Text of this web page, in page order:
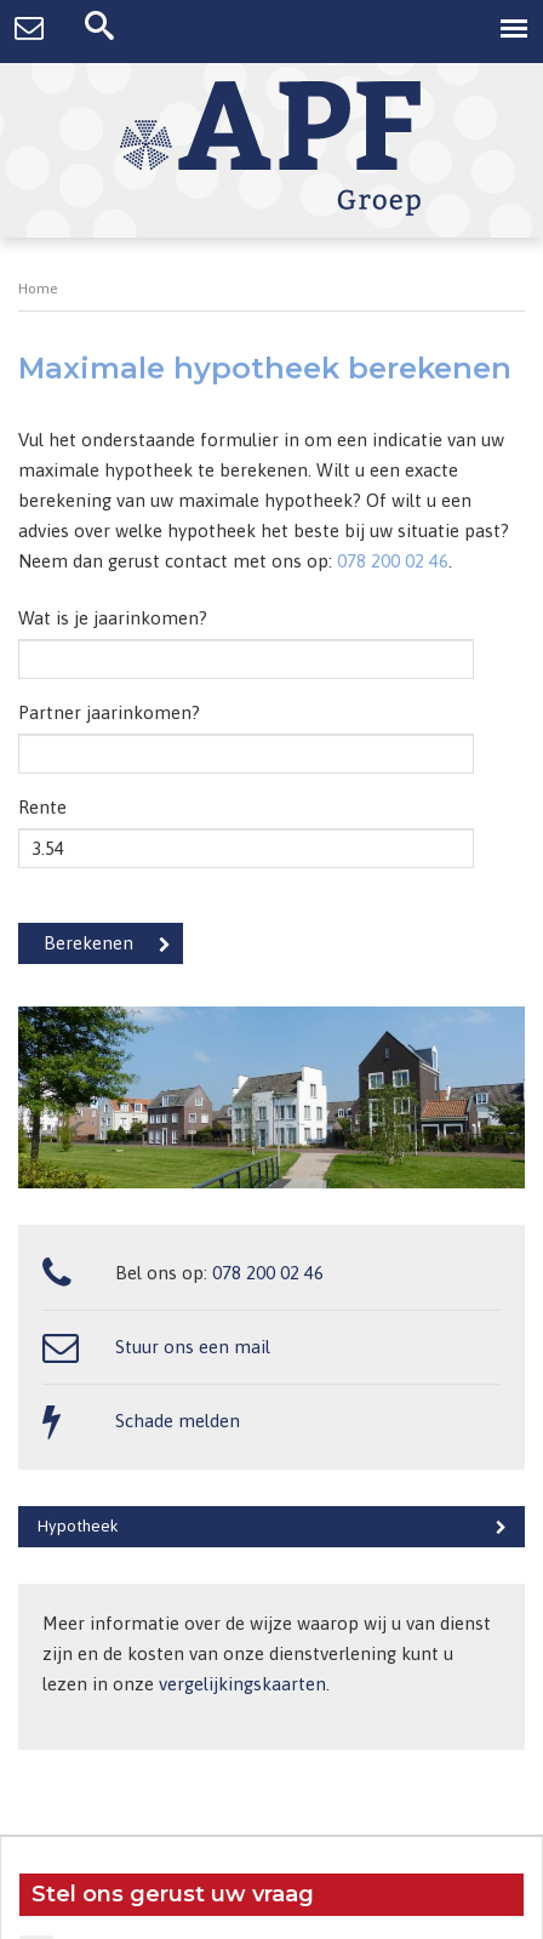
Home
Maximale hypotheek berekenen
Vul het onderstaande formulier in om een indicatie van uw
maximale hypotheek te berekenen. Wilt u een exacte
berekening van uw maximale hypotheek? Of wilt u een
advies over welke hypotheek het beste bij uw situatie past?
Neem dan gerust contact met ons op: 078 200 02 46
Wat is je jaarinkomen?
Partner jaarinkomen?
Rente
Bel ons op: 078 200 02 46
Stuur ons een mail
Schade melden
Hypotheek
Meer informatie over de wijze waarop wij u van dienst
zijn en de kosten van onze dienstverlening kunt u
lezen in onze vergelijkingskaarten
Stel ons gerust uw vraag